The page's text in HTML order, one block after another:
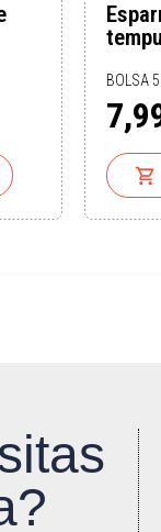
BOLSA
Precio
